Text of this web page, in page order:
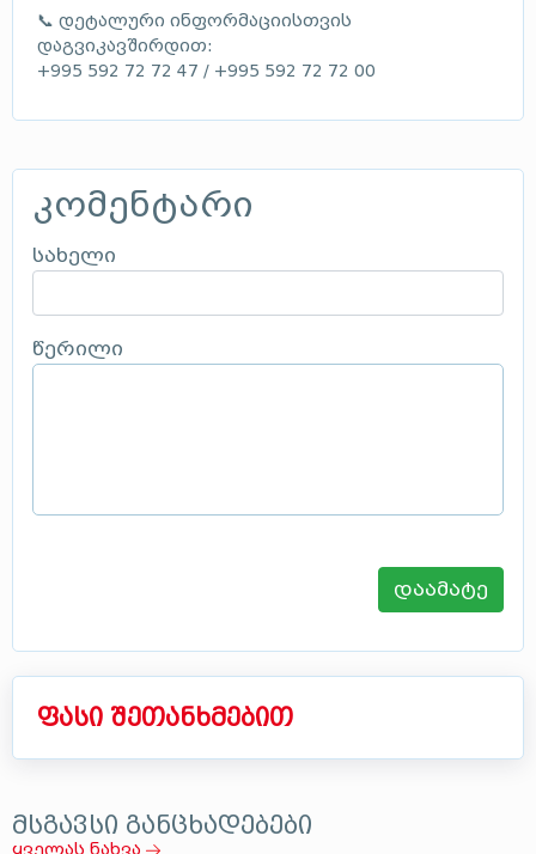
📞 დეტალური ინფორმაციისთვის
დაგვიკავშირდით:
+995 592 72 72 47 / +995 592 72 72 00
კომენტარი
სახელი
წერილი
დაამატე
ფასი შეთანხმებით
მსგავსი განცხადებები
ყველას ნახვა